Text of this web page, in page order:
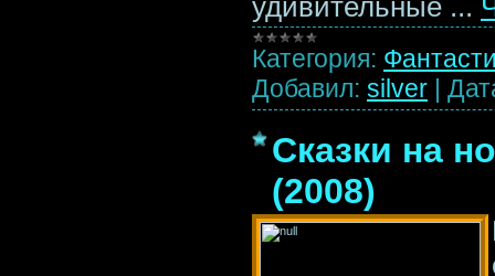
Категория:
Добавил: silver |
Сказки на
(2008)